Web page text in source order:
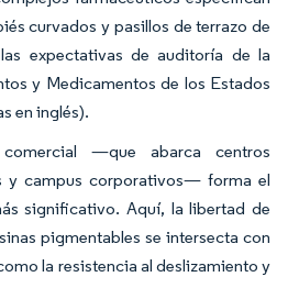
curvados y pasillos de terrazo de
expectativas de auditoría de la
y Medicamentos de los Estados
en inglés).
—que abarca centros
y campus corporativos— forma el
significativo. Aquí, la libertad de
pigmentables se intersecta con
la resistencia al deslizamiento y